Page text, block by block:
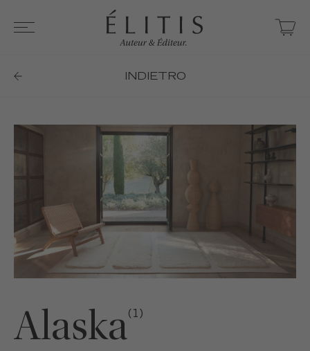
INDIETRO
Alaska(1)